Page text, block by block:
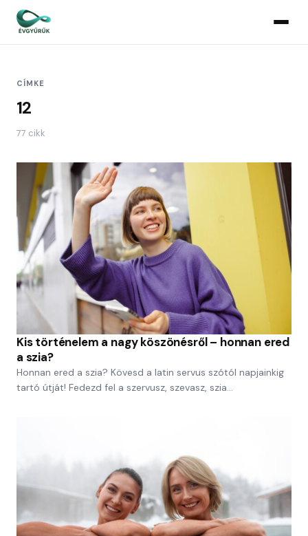
CÍMKE
12
77 cikk
Kis történelem a nagy köszönésről – honnan ered
a szia?
Honnan ered a szia? Kövesd a latin servus szótól napjainkig
tartó útját! Fedezd fel a szervusz, szevasz, szia…